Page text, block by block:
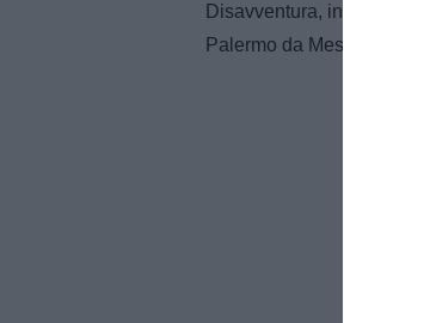
Disavventura, in
Palermo da Messina [...].